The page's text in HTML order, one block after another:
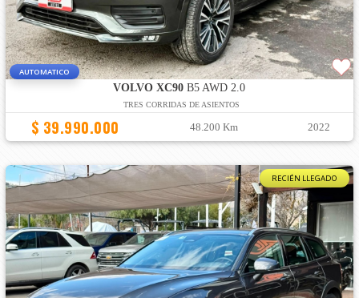
AUTOMATICO
VOLVO XC90 B5 AWD 2.0
TRES CORRIDAS DE ASIENTOS
$ 39.990.000 48.200 Km 2022
RECIÉN LLEGADO